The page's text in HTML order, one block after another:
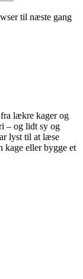
til næste gang
lækre kager og
– og lidt sy og
lyst til at læse
kage eller bygge et